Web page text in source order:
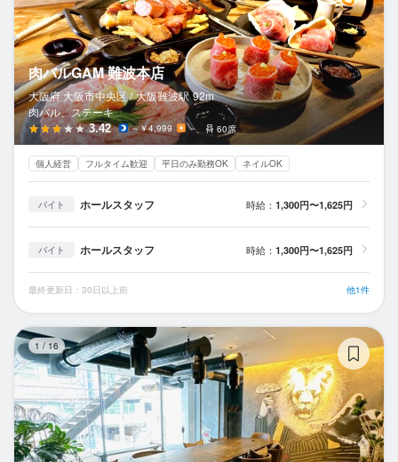
肉バルGAM 難波本店
大阪府 大阪市中央区 / 大阪難波駅 92m
肉バル、ステーキ
3.42 ～￥4,999 － 60席
個人経営 フルタイム歓迎 平日のみ勤務OK ネイルOK
バイト ホールスタッフ 時給： 1,300円〜1,625円
バイト ホールスタッフ 時給： 1,300円〜1,625円
最終更新日：30日以上前 他1件
1 / 16